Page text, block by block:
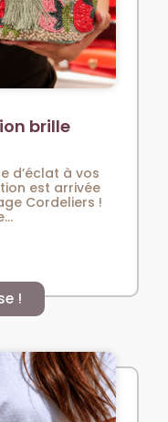
brille
d’éclat à vos
est arrivée
Cordeliers !
!